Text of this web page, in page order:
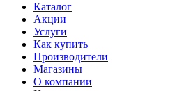
Каталог
Акции
Услуги
Как купить
Производители
Магазины
О компании